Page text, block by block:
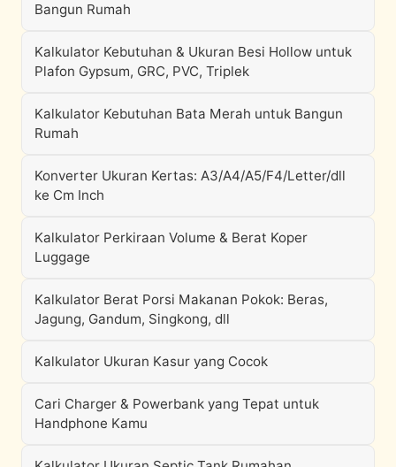
Bangun Rumah
Kalkulator Kebutuhan & Ukuran Besi Hollow untuk
Plafon Gypsum, GRC, PVC, Triplek
Kalkulator Kebutuhan Bata Merah untuk Bangun
Rumah
Konverter Ukuran Kertas: A3/A4/A5/F4/Letter/dll
ke Cm Inch
Kalkulator Perkiraan Volume & Berat Koper
Luggage
Kalkulator Berat Porsi Makanan Pokok: Beras,
Jagung, Gandum, Singkong, dll
Kalkulator Ukuran Kasur yang Cocok
Cari Charger & Powerbank yang Tepat untuk
Handphone Kamu